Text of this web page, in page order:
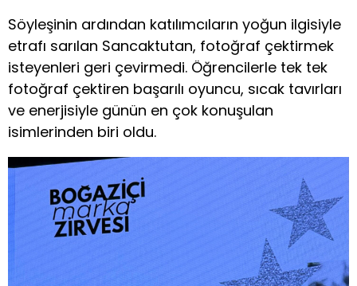
Söyleşinin ardından katılımcıların yoğun ilgisiyle
etrafı sarılan Sancaktutan, fotoğraf çektirmek
isteyenleri geri çevirmedi. Öğrencilerle tek tek
fotoğraf çektiren başarılı oyuncu, sıcak tavırları
ve enerjisiyle günün en çok konuşulan
isimlerinden biri oldu.